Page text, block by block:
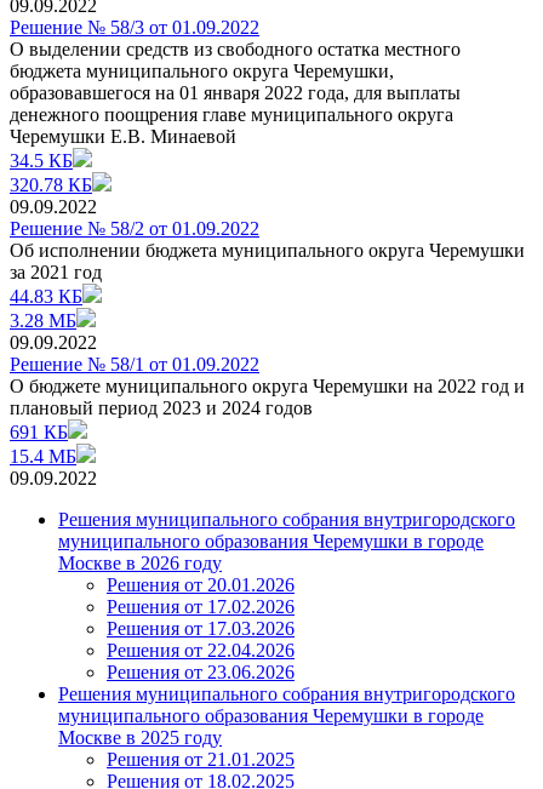
09.09.2022
Решение № 58/3 от 01.09.2022
О выделении средств из свободного остатка местного
бюджета муниципального округа Черемушки,
образовавшегося на 01 января 2022 года, для выплаты
денежного поощрения главе муниципального округа
Черемушки Е.В. Минаевой
34.5 КБ
320.78 КБ
09.09.2022
Решение № 58/2 от 01.09.2022
Об исполнении бюджета муниципального округа Черемушки
за 2021 год
44.83 КБ
3.28 МБ
09.09.2022
Решение № 58/1 от 01.09.2022
О бюджете муниципального округа Черемушки на 2022 год и
плановый период 2023 и 2024 годов
691 КБ
15.4 МБ
09.09.2022
Решения муниципального собрания внутригородского
муниципального образования Черемушки в городе
Москве в 2026 году
Решения от 20.01.2026
Решения от 17.02.2026
Решения от 17.03.2026
Решения от 22.04.2026
Решения от 23.06.2026
Решения муниципального собрания внутригородского
муниципального образования Черемушки в городе
Москве в 2025 году
Решения от 21.01.2025
Решения от 18.02.2025